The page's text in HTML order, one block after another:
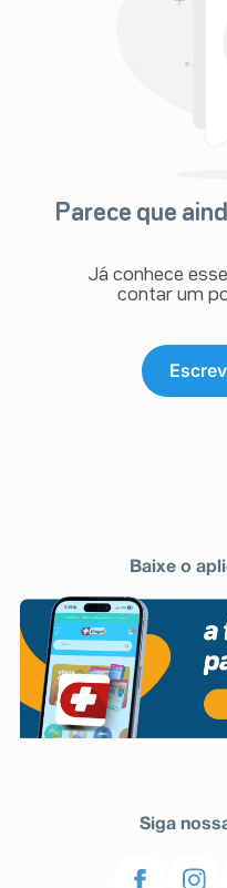
Parece que
Já conhece
contar um
Baixe o
Siga